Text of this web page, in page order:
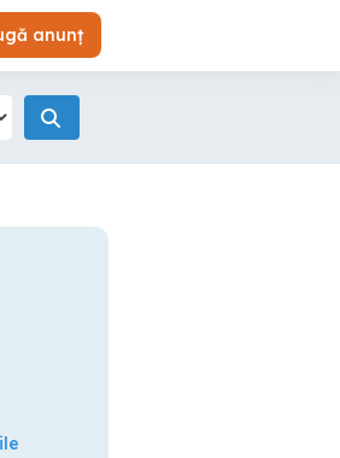
anunț